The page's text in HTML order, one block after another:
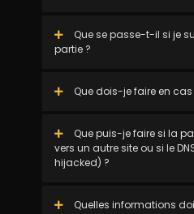
Que se passe-t-il si je
partie ?
Que dois-je faire en cas
Que puis-je faire si la
vers un autre site ou si le
hijacked) ?
Quelles informations